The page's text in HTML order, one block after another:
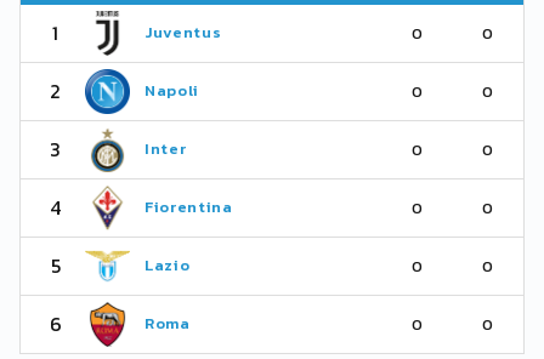
1 Juventus 0 0
2 Napoli 0 0
3 Inter 0 0
4 Fiorentina 0 0
5 Lazio 0 0
6 Roma 0 0